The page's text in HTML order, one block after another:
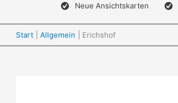
Neue Ansichtskarten
Start Allgemein Erichshof